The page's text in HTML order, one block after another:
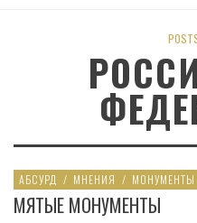
АБСУРД / МНЕНИЯ / МОНУМЕНТЫ
МЯТЫЕ МОНУМЕНТЫ